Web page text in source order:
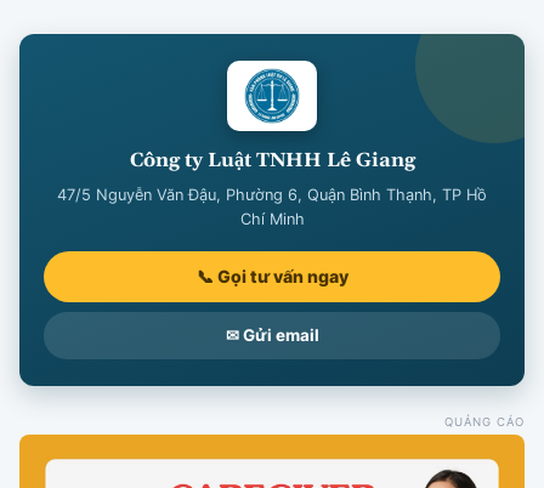
Công ty Luật TNHH Lê Giang
47/5 Nguyễn Văn Đậu, Phường 6, Quận Bình Thạnh, TP Hồ
Chí Minh
📞 Gọi tư vấn ngay
✉ Gửi email
QUẢNG CÁO